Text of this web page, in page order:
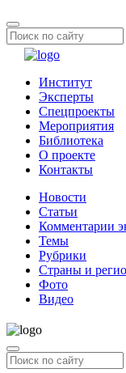
Институт
Эксперты
Спецпроекты
Мероприятия
Библиотека
О проекте
Контакты
Новости
Статьи
Комментарии
Темы
Рубрики
Страны и
Фото
Видео